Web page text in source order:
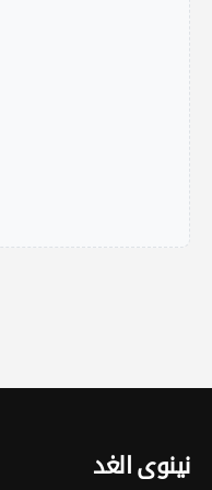
نينوى الغد